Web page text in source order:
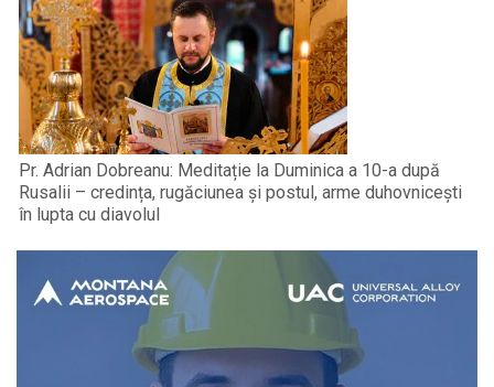
Pr. Adrian Dobreanu: Meditație la Duminica a 10-a după
Rusalii – credința, rugăciunea și postul, arme duhovnicești
în lupta cu diavolul